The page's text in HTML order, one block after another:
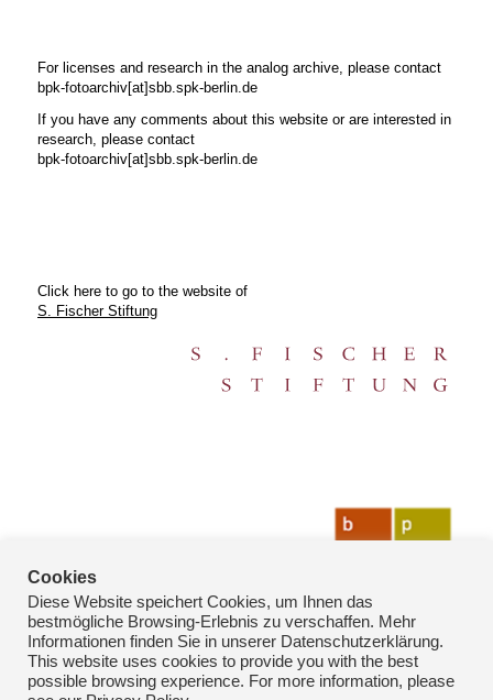
For licenses and research in the analog archive, please contact
bpk-fotoarchiv[at]sbb.spk-berlin.de
If you have any comments about this website or are interested in
research, please contact
bpk-fotoarchiv[at]sbb.spk-berlin.de
Click here to go to the website of
S. Fischer Stiftung
Cookies
Diese Website speichert Cookies, um Ihnen das
bestmögliche Browsing-Erlebnis zu verschaffen. Mehr
Informationen finden Sie in unserer Datenschutzerklärung.
This website uses cookies to provide you with the best
possible browsing experience. For more information, please